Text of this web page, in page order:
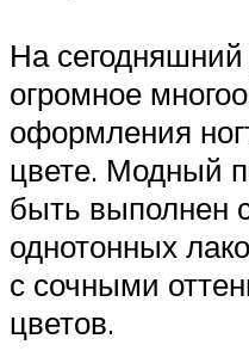
На
огромное
оформления
цвете. Модный
быть выполнен
однотонных
с сочными
цветов.